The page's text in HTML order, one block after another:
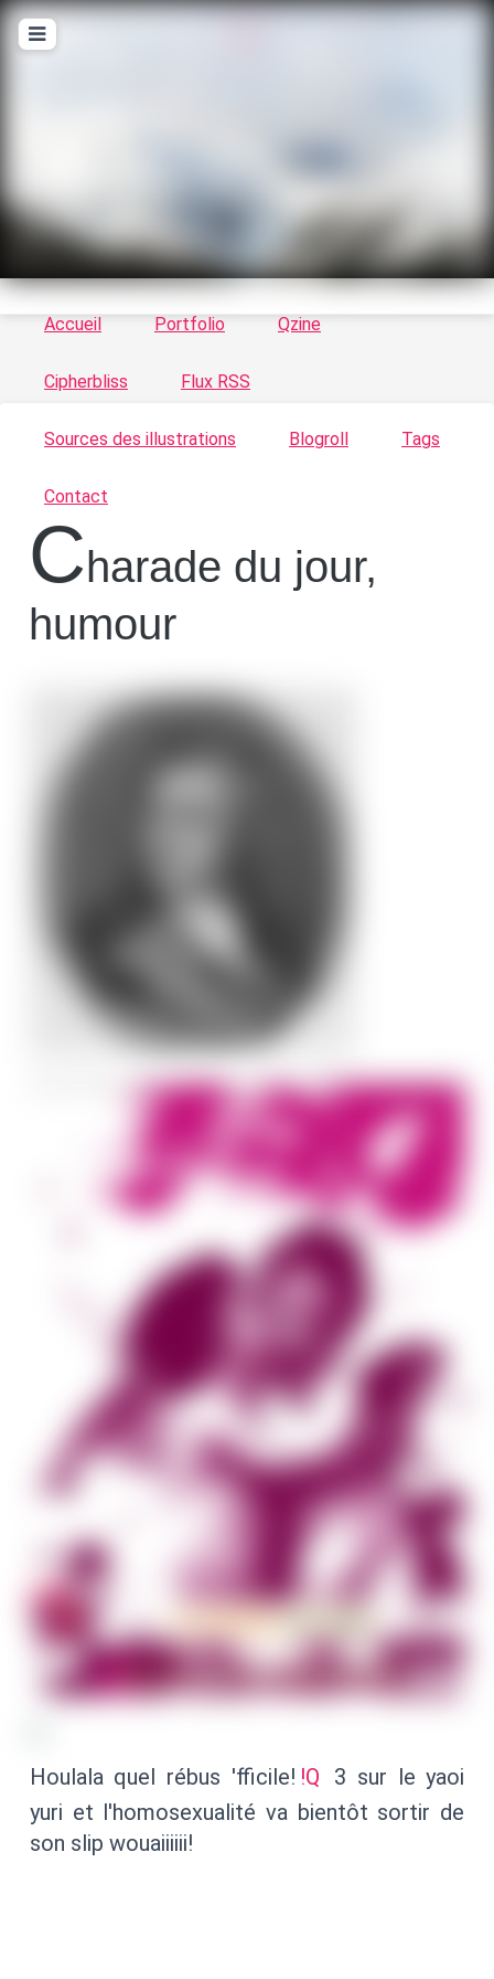
Le vortex à chats - Illustrations, trucs en tout
genre par Tykayn
Accueil Portfolio Qzine
Cipherbliss Flux RSS
Sources des illustrations Blogroll Tags
Contact
Charade du jour,
humour
Houlala quel rébus 'fficile! !Q
3 sur le yaoi
yuri et l'homosexualité va bientôt sortir de
son slip wouaiiiiii!